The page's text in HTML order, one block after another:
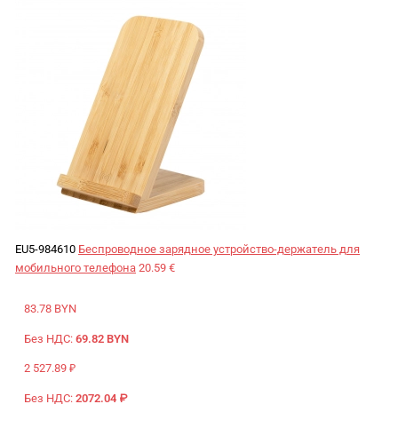
EU5-984610 Беспроводное зарядное устройство-держатель для
мобильного телефона 20.59 €
83.78 BYN
Без НДС: 69.82 BYN
2 527.89 ₽
Без НДС: 2072.04 ₽